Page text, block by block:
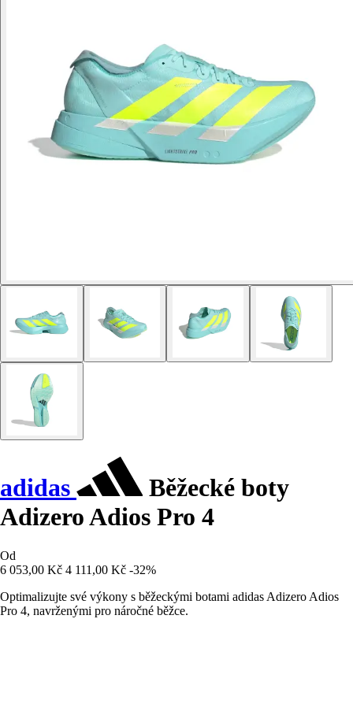
adidas
Běžecké boty
Adizero Adios Pro 4
Od
6 053,00 Kč 4 111,00 Kč -32%
Optimalizujte své výkony s běžeckými botami adidas Adizero Adios
Pro 4, navrženými pro náročné běžce.